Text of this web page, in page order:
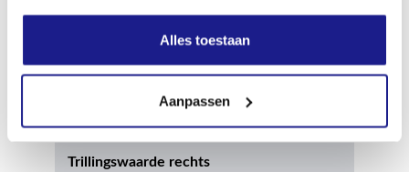
Alles toestaan
Aanpassen
107.0 dB(A)
Trillingswaarde links
Trillingswaarde rechts